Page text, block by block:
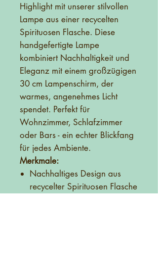
Highlight mit unserer stilvollen
Lampe aus einer recycelten
Spirituosen Flasche. Diese
handgefertigte Lampe
kombiniert Nachhaltigkeit und
Eleganz mit einem großzügigen
30 cm Lampenschirm, der
warmes, angenehmes Licht
spendet. Perfekt für
Wohnzimmer, Schlafzimmer
oder Bars - ein echter Blickfang
für jedes Ambiente.
Merkmale:
Nachhaltiges Design aus
recycelter Spirituosen Flasche